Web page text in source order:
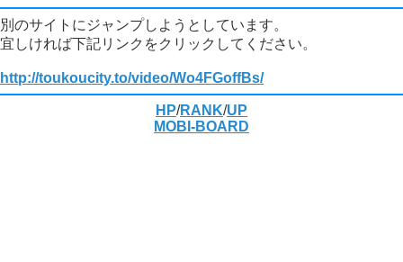
別のサイトにジャンプしようとしています。
宜しければ下記リンクをクリックしてください。
http://toukoucity.to/video/Wo4FGoffBs/
HP/RANK/UP
MOBI-BOARD